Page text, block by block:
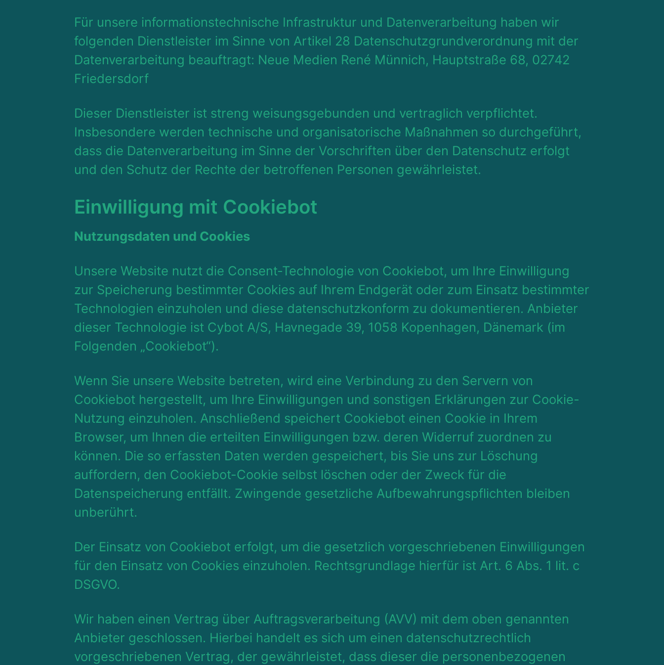
Für unsere informationstechnische Infrastruktur und Datenverarbeitung haben wir
folgenden Dienstleister im Sinne von Artikel 28 Datenschutzgrundverordnung mit der
Datenverarbeitung beauftragt: Neue Medien René Münnich, Hauptstraße 68, 02742
Friedersdorf
Dieser Dienstleister ist streng weisungsgebunden und vertraglich verpflichtet.
Insbesondere werden technische und organisatorische Maßnahmen so durchgeführt,
dass die Datenverarbeitung im Sinne der Vorschriften über den Datenschutz erfolgt
und den Schutz der Rechte der betroffenen Personen gewährleistet.
Einwilligung mit Cookiebot
Nutzungsdaten und Cookies
Unsere Website nutzt die Consent-Technologie von Cookiebot, um Ihre Einwilligung
zur Speicherung bestimmter Cookies auf Ihrem Endgerät oder zum Einsatz bestimmter
Technologien einzuholen und diese datenschutzkonform zu dokumentieren. Anbieter
dieser Technologie ist Cybot A/S, Havnegade 39, 1058 Kopenhagen, Dänemark (im
Folgenden „Cookiebot“).
Wenn Sie unsere Website betreten, wird eine Verbindung zu den Servern von
Cookiebot hergestellt, um Ihre Einwilligungen und sonstigen Erklärungen zur Cookie-
Nutzung einzuholen. Anschließend speichert Cookiebot einen Cookie in Ihrem
Browser, um Ihnen die erteilten Einwilligungen bzw. deren Widerruf zuordnen zu
können. Die so erfassten Daten werden gespeichert, bis Sie uns zur Löschung
auffordern, den Cookiebot-Cookie selbst löschen oder der Zweck für die
Datenspeicherung entfällt. Zwingende gesetzliche Aufbewahrungspflichten bleiben
unberührt.
Der Einsatz von Cookiebot erfolgt, um die gesetzlich vorgeschriebenen Einwilligungen
für den Einsatz von Cookies einzuholen. Rechtsgrundlage hierfür ist Art. 6 Abs. 1 lit. c
DSGVO.
Wir haben einen Vertrag über Auftragsverarbeitung (AVV) mit dem oben genannten
Anbieter geschlossen. Hierbei handelt es sich um einen datenschutzrechtlich
vorgeschriebenen Vertrag, der gewährleistet, dass dieser die personenbezogenen